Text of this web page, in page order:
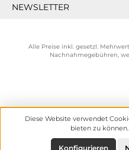
NEWSLETTER
Alle Preise inkl. gesetzl.
Nachnahmegebühren,
Diese Website verwendet
bieten zu können.
Konfigurieren